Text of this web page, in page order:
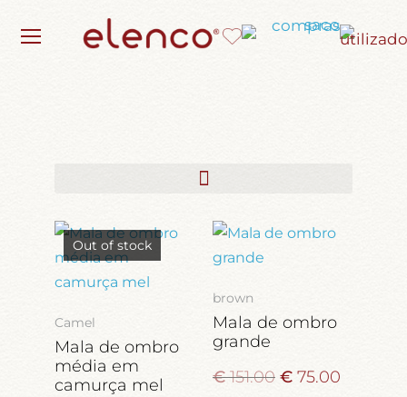
Out of stock
Camel
Mala de ombro
média em
camurça mel
brown
Mala de ombro
grande
€151.00 € 75.00